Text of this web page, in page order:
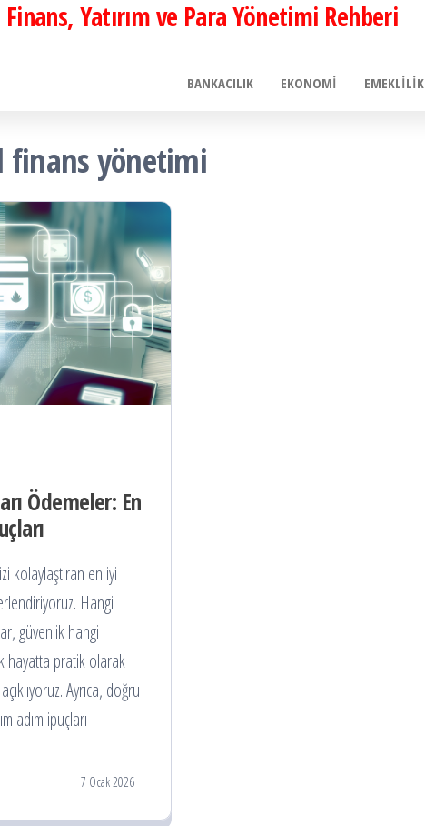
Yatırım ve Para Yönetimi Rehberi
BANKACILIK EKONOMI EMEKLILIK
finans yönetimi
Ödemeler: En
kolaylaştıran en iyi
Hangi
güvenlik hangi
hayatta pratik olarak
Ayrıca, doğru
adım ipuçları
7 Ocak 2026